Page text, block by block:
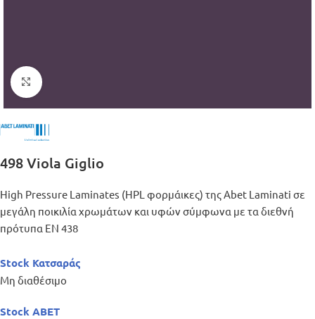
Μεγέθυνση
498 Viola Giglio
High Pressure Laminates (HPL φορμάικες) της Abet Laminati σε
μεγάλη ποικιλία χρωμάτων και υφών σύμφωνα με τα διεθνή
πρότυπα ΕΝ 438
Stock Κατσαράς
Μη διαθέσιμο
Stock ABET